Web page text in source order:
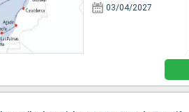
03/04/2027